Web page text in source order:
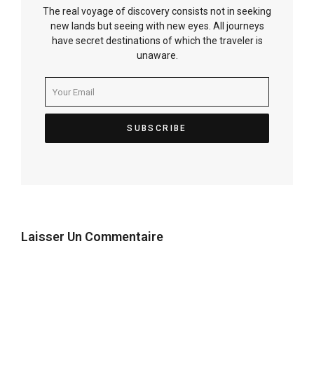
The real voyage of discovery consists not in seeking
new lands but seeing with new eyes. All journeys
have secret destinations of which the traveler is
unaware.
Laisser Un Commentaire